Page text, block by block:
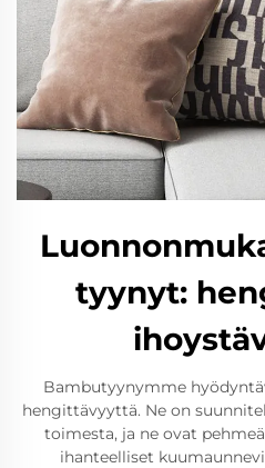
tyynyt:
Bambutyynymme
hengittävyyttä. Ne on
toimesta, ja ne ovat
ihanteelliset